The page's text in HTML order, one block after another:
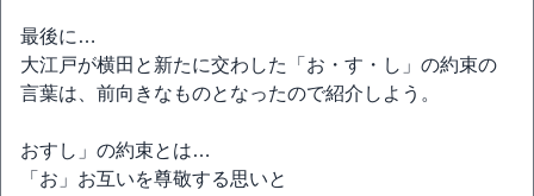
最後に…
大江戸が横田と新たに交わした「お・す・し」の約束の
言葉は、前向きなものとなったので紹介しよう。
おすし」の約束とは…
「お」お互いを尊敬する思いと